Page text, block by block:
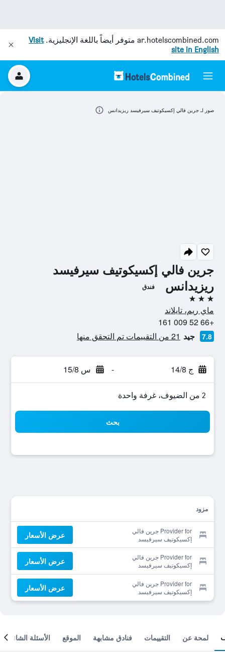
ar.hotelscombined.com متوفر أيضاً باللغة الإنجليزية.Visit
site in English
جرين فالي إكسيكوتيف سيرفيسد
ريزيدانس
فندق
3 نجوم
ماي ريم، تايلاند
+66 52 009 161
7.8 جيد 21 من التقييمات تم التحقق منها
ج 14/8 - س 15/8
2 من الضيوف، غرفة واحدة
بحث
مزود
Provider for جرين فالي
إكسيكوتيف سيرفيسد
ريزيدانس
عرض الأسعار
Provider for جرين فالي
إكسيكوتيف سيرفيسد
ريزيدانس
عرض الأسعار
Provider for جرين فالي
إكسيكوتيف سيرفيسد
ريزيدانس
عرض الأسعار
صور لـ جرين فالي إكسيكوتيف سيرفيسد ريزيدانس
لمحة عن التقييمات فنادق مشابهة الموقع الأسئلة الشائعة